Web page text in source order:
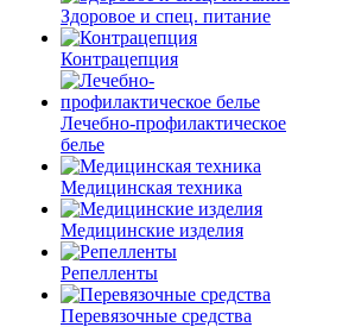
Здоровое и спец. питание
Контрацепция
Лечебно-профилактическое
белье
Медицинская техника
Медицинские изделия
Репелленты
Перевязочные средства